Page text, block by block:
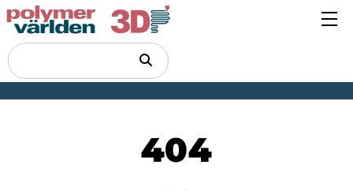
404